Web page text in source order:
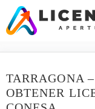
Saltar
contenido
TARRAGONA
OBTENER